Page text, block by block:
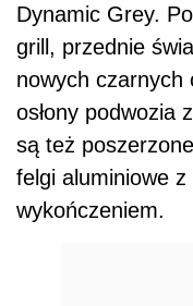
Dynamic Grey.
grill, przednie
nowych czarnych
osłony podwozia
są też
felgi aluminiowe
wykończeniem.